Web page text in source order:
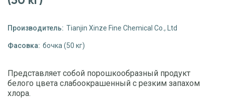
Производитель: Tianjin Xinze Fine Chemical Co., Ltd
Фасовка: бочка (50 кг)
Представляет собой порошкообразный продукт
белого цвета слабоокрашенный с резким запахом
хлора.